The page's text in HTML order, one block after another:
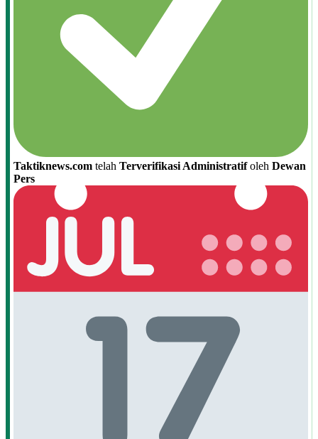
Taktiknews.com telah Terverifikasi Administratifoleh Dewan
Pers